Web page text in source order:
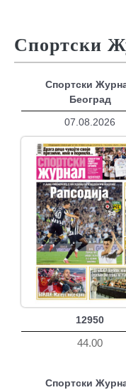
Спортски
Спортски
Београд
07.08.2026
12950
44.00
Спортски